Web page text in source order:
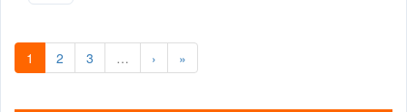
1 2 3 … › »